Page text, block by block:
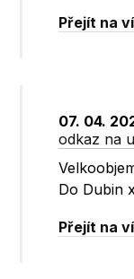
Přejít na
07. 04.
odkaz na
Do Dubin
Přejít na